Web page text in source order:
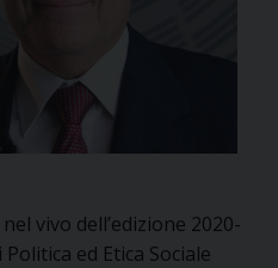
vivo dell’edizione 2020-
Politica ed Etica Sociale